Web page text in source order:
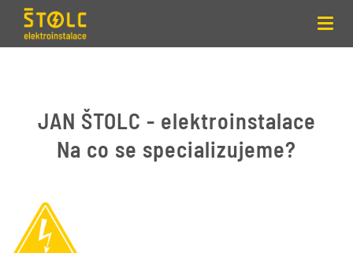
JAN ŠTOLC - elektroinstalace
Na co se specializujeme?